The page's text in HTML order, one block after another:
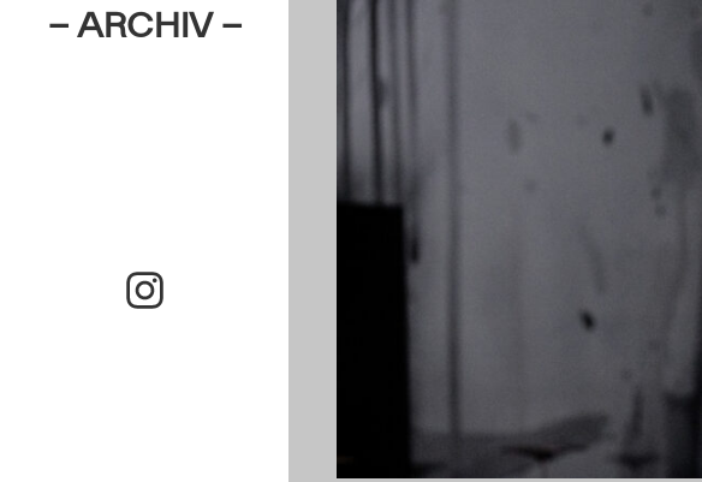
– ARCHIV –